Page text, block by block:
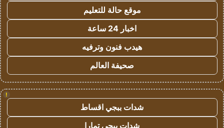
موقع حالة للتعليم
اخبار 24 ساعة
هيدب فنون وترفيه
صحيفة العالم
!
شدات ببجي اقساط
شدات ببجي تمارا